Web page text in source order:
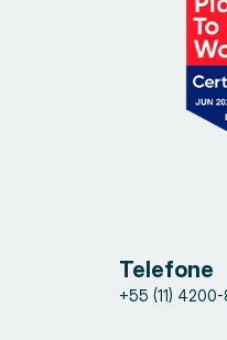
Telefone
+55 (11)